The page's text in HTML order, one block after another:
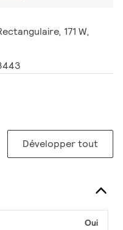
171 W,
Développer tout
Oui